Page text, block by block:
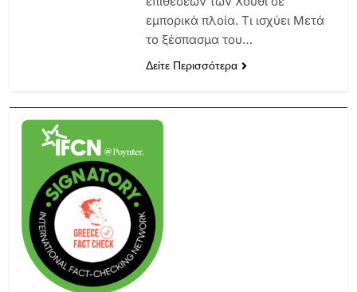
εμπορικά πλοία. Τι ισχύει Μετά
το ξέσπασμα του…
Δείτε Περισσότερα